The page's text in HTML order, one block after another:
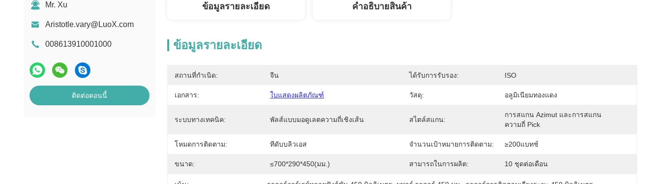
Mr. Xu
Aristotle.vary@LuoX.com
008613910001000
ติดต่อตอนนี้
ข้อมูลรายละเอียด คําอธิบายสินค้า
ข้อมูลรายละเอียด
สถานที่กำเนิด: จีน ได้รับการรับรอง: ISO
เอกสาร: ใบแสดงผลิตภัณฑ์ วัสดุ: อลูมิเนียมทองแดง
ระบบทางเทคนิค: พัลส์แบบมอดูเลตความถี่เชิงเส้น สไตล์สแกน:
การสแกน Azimut และการสแกน
ความถี่ Pick
โหมดการติดตาม: ทีดับบลิวเอส จำนวนเป้าหมายการติดตาม: ≥200แบทช์
ขนาด: ≤700*290*450(มม.) สามารถในการผลิต: 10 ชุดต่อเดือน